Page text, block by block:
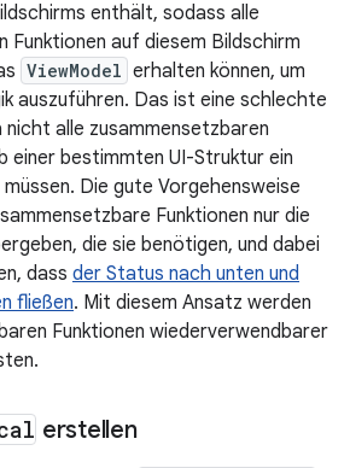
enthält, sodass alle
Funktionen auf diesem Bildschirm
ViewModel erhalten können, um
auszuführen. Das ist eine schlechte
nicht alle zusammensetzbaren
einer bestimmten UI-Struktur ein
müssen. Die gute Vorgehensweise
Funktionen nur die
die sie benötigen, und dabei
dass der Status nach unten und
fließen. Mit diesem Ansatz werden
Funktionen wiederverwendbarer
erstellen